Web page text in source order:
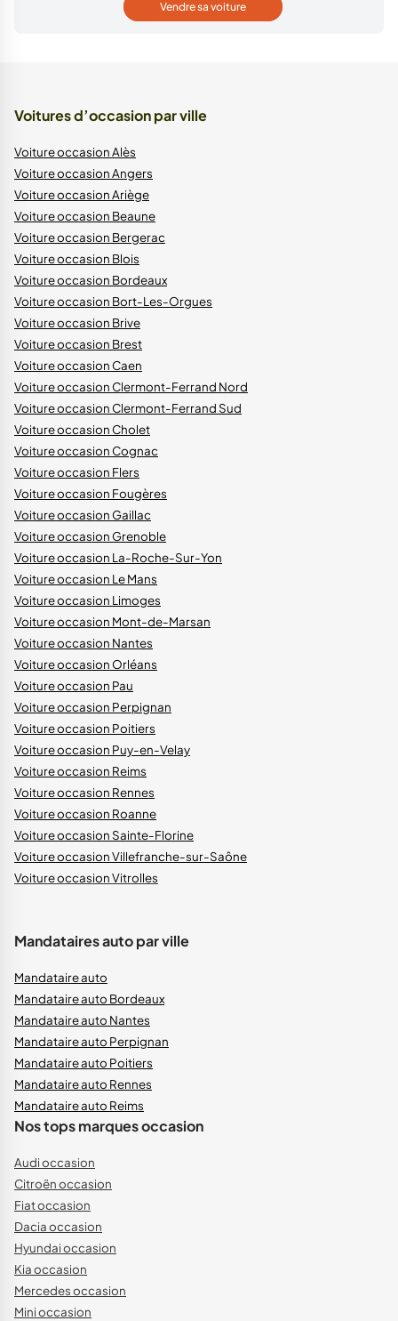
Vendre sa voiture
Voitures d’occasion par ville
Voiture occasion Alès
Voiture occasion Angers
Voiture occasion Ariège
Voiture occasion Beaune
Voiture occasion Bergerac
Voiture occasion Blois
Voiture occasion Bordeaux
Voiture occasion Bort-Les-Orgues
Voiture occasion Brive
Voiture occasion Brest
Voiture occasion Caen
Voiture occasion Clermont-Ferrand Nord
Voiture occasion Clermont-Ferrand Sud
Voiture occasion Cholet
Voiture occasion Cognac
Voiture occasion Flers
Voiture occasion Fougères
Voiture occasion Gaillac
Voiture occasion Grenoble
Voiture occasion La-Roche-Sur-Yon
Voiture occasion Le Mans
Voiture occasion Limoges
Voiture occasion Mont-de-Marsan
Voiture occasion Nantes
Voiture occasion Orléans
Voiture occasion Pau
Voiture occasion Perpignan
Voiture occasion Poitiers
Voiture occasion Puy-en-Velay
Voiture occasion Reims
Voiture occasion Rennes
Voiture occasion Roanne
Voiture occasion Sainte-Florine
Voiture occasion Villefranche-sur-Saône
Voiture occasion Vitrolles
Mandataires auto par ville
Mandataire auto
Mandataire auto Bordeaux
Mandataire auto Nantes
Mandataire auto Perpignan
Mandataire auto Poitiers
Mandataire auto Rennes
Mandataire auto Reims
Nos tops marques occasion
Audi occasion
Citroën occasion
Fiat occasion
Dacia occasion
Hyundai occasion
Kia occasion
Mercedes occasion
Mini occasion